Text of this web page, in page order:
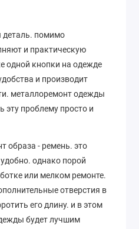
деталь. помимо
и практическую
одной кнопки на одежде
и производит
металлоремонт одежды
эту проблему просто и
образа - ремень. это
однако порой
или мелком ремонте.
отверстия в
его длину. и в этом
будет лучшим